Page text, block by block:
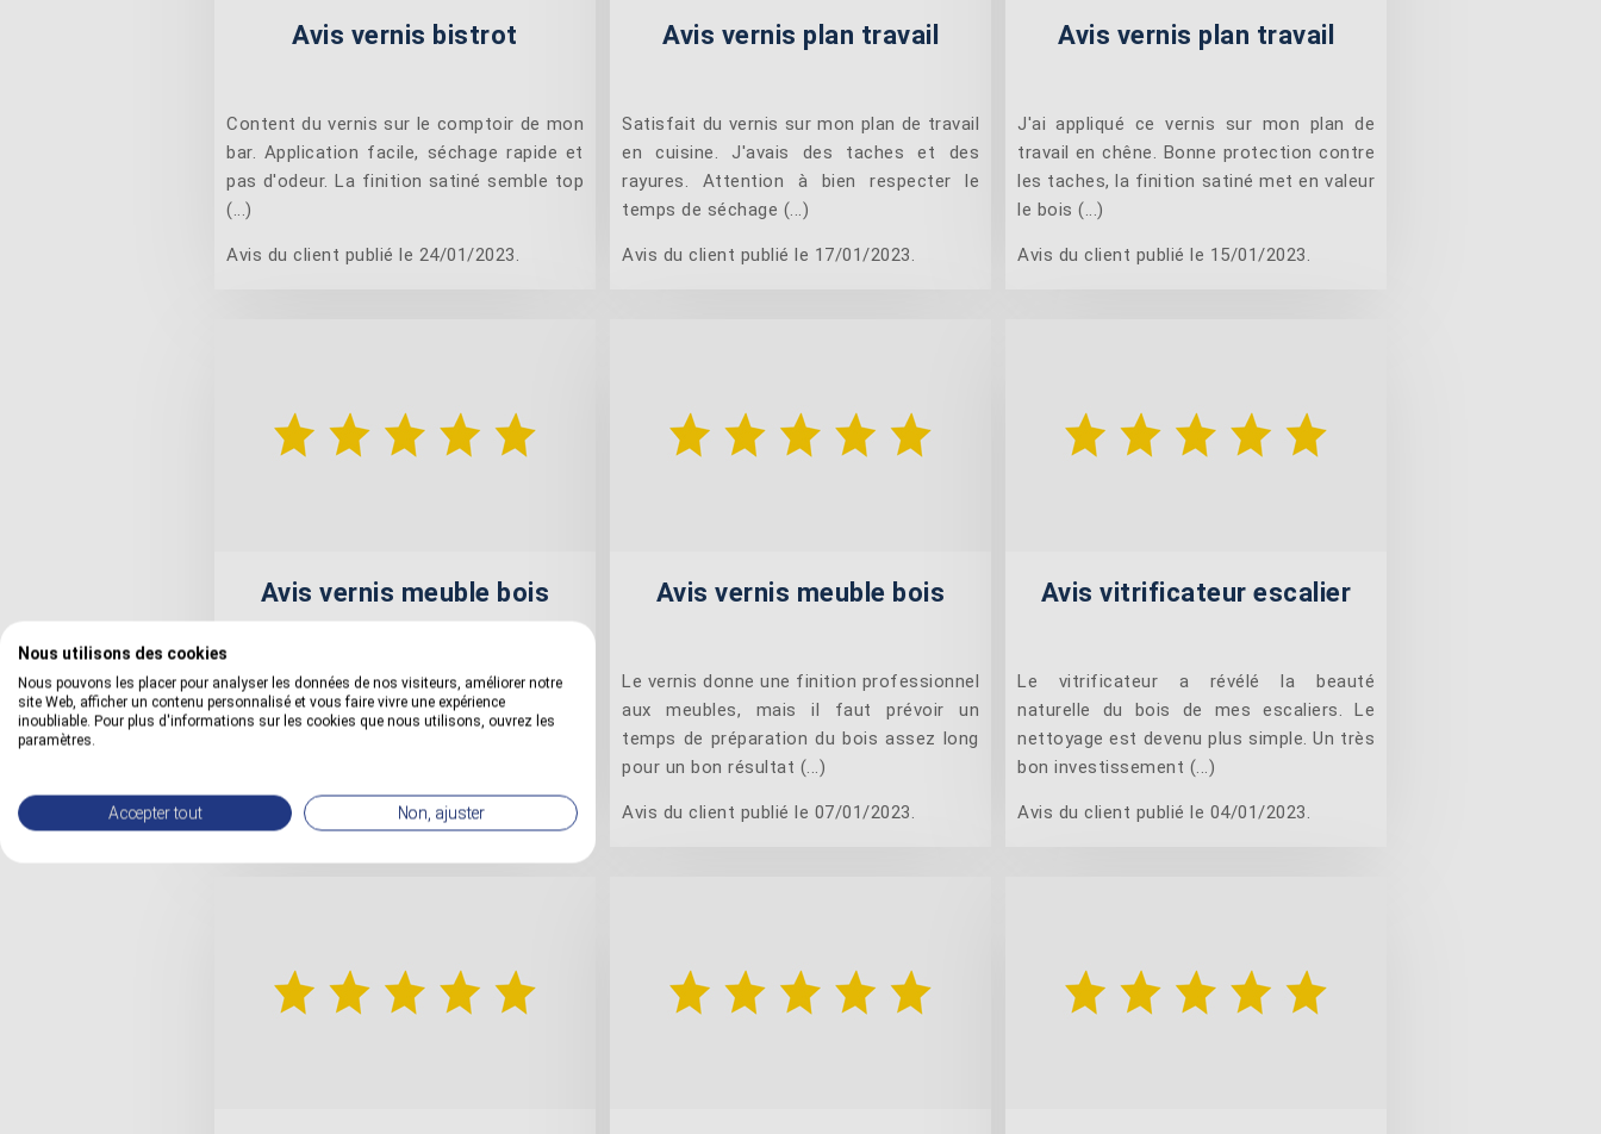
Avis vernis bistrot
Content du vernis sur le comptoir de mon
bar. Application facile, séchage rapide et
pas d'odeur. La finition satiné semble top
(...)
Avis du client publié le 24/01/2023.
Avis vernis plan travail
Satisfait du vernis sur mon plan de travail
en cuisine. J'avais des taches et des
rayures. Attention à bien respecter le
temps de séchage (...)
Avis du client publié le 17/01/2023.
Avis vernis plan travail
J'ai appliqué ce vernis sur mon plan de
travail en chêne. Bonne protection contre
les taches, la finition satiné met en valeur
le bois (...)
Avis du client publié le 15/01/2023.
Avis vernis meuble bois
J'étais sceptique, mais ce vernis a donné
à ma table en chêne un coup de jeune.
Avis du client publié le 08/01/2023.
Avis vernis meuble bois
Le vernis donne une finition professionnel
aux meubles, mais il faut prévoir un
temps de préparation du bois assez long
pour un bon résultat (...)
Avis du client publié le 07/01/2023.
Avis vitrificateur escalier
Le vitrificateur a révélé la beauté
naturelle du bois de mes escaliers. Le
nettoyage est devenu plus simple. Un très
bon investissement (...)
Avis du client publié le 04/01/2023.
Nous utilisons des cookies
Nous pouvons les placer pour analyser les données de nos visiteurs, améliorer notre
site Web, afficher un contenu personnalisé et vous faire vivre une expérience
inoubliable. Pour plus d'informations sur les cookies que nous utilisons, ouvrez les
paramètres.
Accepter tout Non, ajuster